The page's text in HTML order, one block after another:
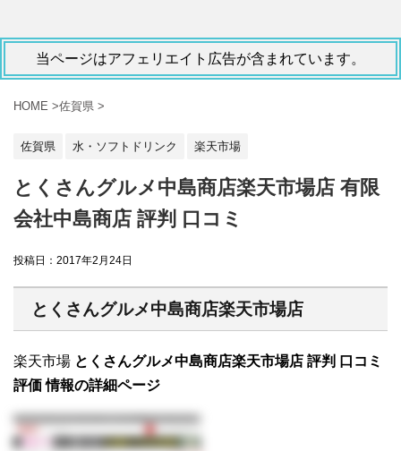
当ページはアフェリエイト広告が含まれています。
HOME >佐賀県 >
佐賀県 水・ソフトドリンク 楽天市場
とくさんグルメ中島商店楽天市場店 有限
会社中島商店 評判 口コミ
投稿日： 2017年2月24日
とくさんグルメ中島商店楽天市場店
楽天市場 とくさんグルメ中島商店楽天市場店 評判 口コミ
評価 情報の詳細ページ